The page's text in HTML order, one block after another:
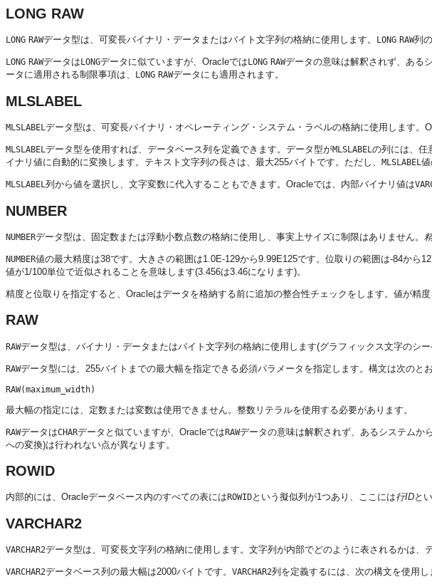
LONG RAW
LONG RAWデータ型は、可変長バイナリ・データまたはバイト文字列の格納に使用します。 LONG RAW列の
LONG RAWデータは LONGデータに似ていますが、Oracleでは LONG RAWデータの意味は解釈されず、ある
ータに適用される制限事項は、
LONG RAWデータにも適用されます。
MLSLABEL
MLSLABELデータ型は、可変長バイナリ・オペレーティング・システム・ラベルの格納に使用します。
MLSLABELデータ型を使用すれば、データベース列を定義できます。データ型がMLSLABELの列には、任
イナリ値に自動的に変換します。テキスト文字列の長さは、最大255バイトです。ただし、
MLSLABEL値
MLSLABEL列から値を選択し、文字変数に代入することもできます。Oracleでは、内部バイナリ値は
NUMBER
NUMBERデータ型は、固定数または浮動小数点数の格納に使用し、事実上サイズに制限はありません。
NUMBER値の最大精度は38です。大きさの範囲は1.0E-129から9.99E125です。位取りの範囲は-84から
値が1/100単位で近似されることを意味します(3.456は3.46になります)。
精度と位取りを指定すると、Oracleはデータを格納する前に追加の整合性チェックをします。値が精
RAW
RAWデータ型は、バイナリ・データまたはバイト文字列の格納に使用します(グラフィックス文字のシー
RAWデータ型には、255バイトまでの最大幅を指定できる必須パラメータを指定します。構文は次のとお
最大幅の指定には、定数または変数は使用できません。整数リテラルを使用する必要があります。
RAWデータはCHARデータと似ていますが、OracleではRAWデータの意味は解釈されず、あるシステムか
への変換)は行われない点が異なります。
ROWID
内部的には、Oracleデータベース内のすべての表には ROWIDという擬似列が1つあり、ここには行IDと
VARCHAR2
VARCHAR2データ型は、可変長文字列の格納に使用します。文字列が内部でどのように表されるかは
VARCHAR2データベース列の最大幅は2000バイトです。 VARCHAR2列を定義するには、次の構文を使用し